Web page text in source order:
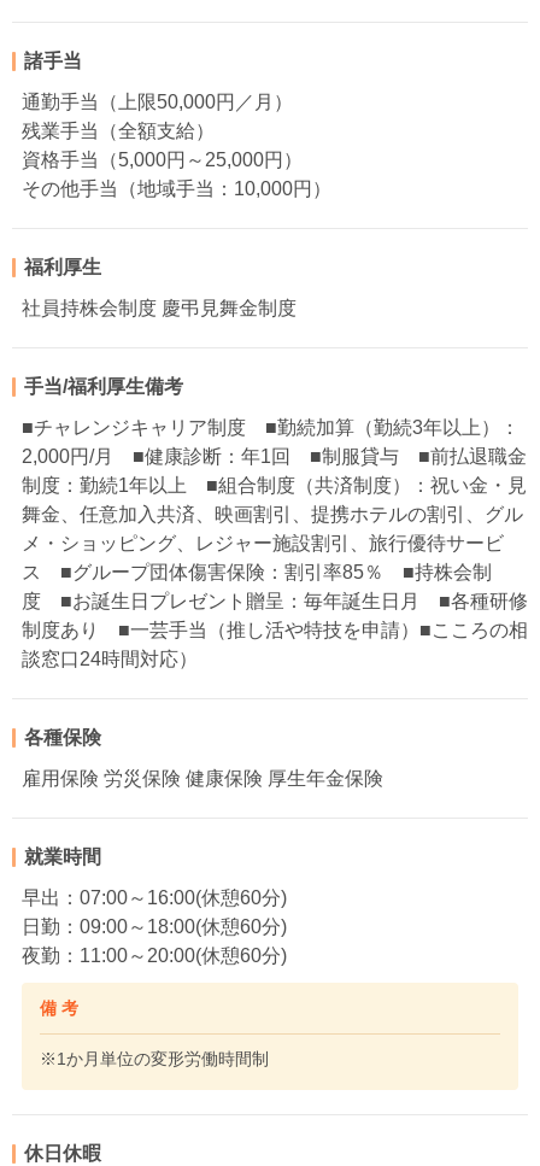
諸手当
通勤手当（上限50,000円／月）
残業手当（全額支給）
資格手当（5,000円～25,000円）
その他手当（地域手当：10,000円）
福利厚生
社員持株会制度 慶弔見舞金制度
手当/福利厚生備考
■チャレンジキャリア制度 ■勤続加算（勤続3年以上）：
2,000円/月 ■健康診断：年1回 ■制服貸与 ■前払退職金
制度：勤続1年以上 ■組合制度（共済制度）：祝い金・見
舞金、任意加入共済、映画割引、提携ホテルの割引、グル
メ・ショッピング、レジャー施設割引、旅行優待サービ
ス ■グループ団体傷害保険：割引率85％ ■持株会制
度 ■お誕生日プレゼント贈呈：毎年誕生日月 ■各種研修
制度あり ■一芸手当（推し活や特技を申請）■こころの相
談窓口24時間対応）
各種保険
雇用保険 労災保険 健康保険 厚生年金保険
就業時間
早出：07:00～16:00(休憩60分)
日勤：09:00～18:00(休憩60分)
夜勤：11:00～20:00(休憩60分)
備 考
※1か月単位の変形労働時間制
休日休暇